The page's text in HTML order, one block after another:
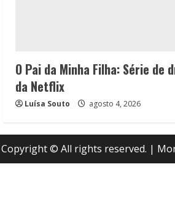
O Pai da Minha Filha: Série de
da Netflix
Luísa Souto agosto 4, 2026
Copyright © All rights reserved. |